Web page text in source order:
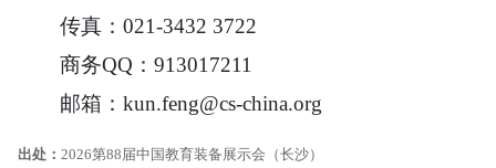
传真：021-3432 3722
商务QQ：913017211
邮箱：kun.feng@cs-china.org
出处： 2026第88届中国教育装备展示会（长沙）